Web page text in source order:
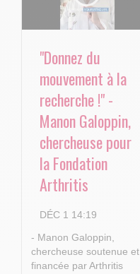
"Donnez du
mouvement à la
recherche !" -
Manon Galoppin,
chercheuse pour
la Fondation
Arthritis
DÉC 1 14:19
- Manon Galoppin,
chercheuse soutenue et
financée par Arthritis